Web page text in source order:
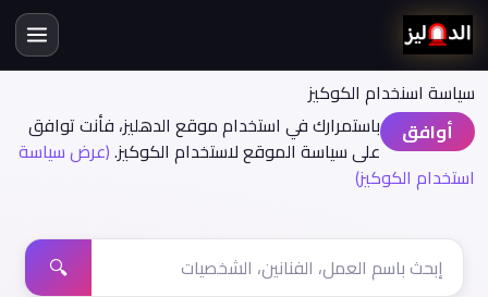
سياسة اسنخدام الكوكيز
أوافق
باستمرارك في استخدام موقع الدهليز، فأنت توافق
على سياسة الموقع لاستخدام الكوكيز.(عرض سياسة
استخدام الكوكيز)
🔍